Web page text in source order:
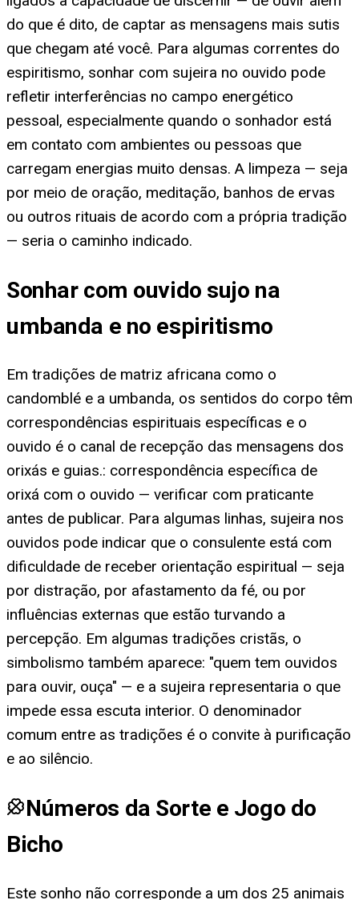
do que é dito, de captar as mensagens mais sutis
que chegam até você. Para algumas correntes do
espiritismo, sonhar com sujeira no ouvido pode
refletir interferências no campo energético
pessoal, especialmente quando o sonhador está
em contato com ambientes ou pessoas que
carregam energias muito densas. A limpeza — seja
por meio de oração, meditação, banhos de ervas
ou outros rituais de acordo com a própria tradição
— seria o caminho indicado.
Sonhar com ouvido sujo na
umbanda e no espiritismo
Em tradições de matriz africana como o
candomblé e a umbanda, os sentidos do corpo têm
correspondências espirituais específicas e o
ouvido é o canal de recepção das mensagens dos
orixás e guias.: correspondência específica de
orixá com o ouvido — verificar com praticante
antes de publicar. Para algumas linhas, sujeira nos
ouvidos pode indicar que o consulente está com
dificuldade de receber orientação espiritual — seja
por distração, por afastamento da fé, ou por
influências externas que estão turvando a
percepção. Em algumas tradições cristãs, o
simbolismo também aparece: "quem tem ouvidos
para ouvir, ouça" — e a sujeira representaria o que
impede essa escuta interior. O denominador
comum entre as tradições é o convite à purificação
e ao silêncio.
Números da Sorte e Jogo do
Bicho
Este sonho não corresponde a um dos 25 animais